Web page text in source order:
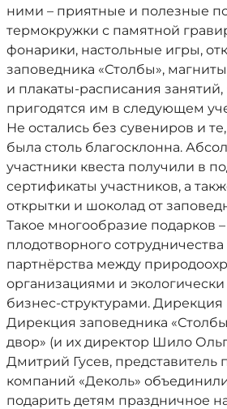
ними – приятные и полезные
термокружки с памятной
фонарики, настольные игры,
заповедника «Столбы»,
и плакаты-расписания занятий,
пригодятся им в следующем
Не остались без сувениров и
была столь благосклонна.
участники квеста получили в
сертификаты участников, а
открытки и шоколад от
Такое многообразие подарков –
плодотворного
партнёрства между
организациями и
бизнес-структурами.
Дирекция заповедника
двор» (и их директор Шило
Дмитрий Гусев, представитель
компаний «Деколь»
подарить детям праздничное